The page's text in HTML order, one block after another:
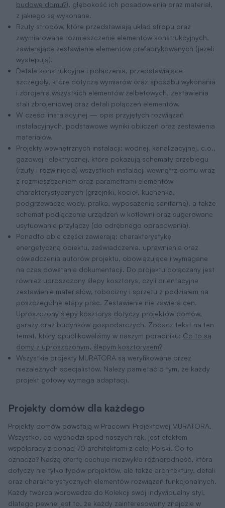
budowę domu?), głębokość ich posadowienia oraz materiał,
z jakiego są wykonane.
Rzuty stropów, które przedstawiają układ stropu oraz
zwymiarowane rozmieszczenie elementów konstrukcyjnych,
zawierające zestawienie elementów prefabrykowanych (jeżeli
występują).
Detale konstrukcyjne i połączenia, przedstawiające
szczegóły, które dotyczą wymiarów oraz sposobu wykonania
i zbrojenia wszystkich elementów żelbetowych, zestawienia
stali zbrojeniowej oraz detali połączeń elementów.
W części instalacyjnej — opis przyjętych rozwiązań
instalacyjnych, podstawowe wyniki obliczeń oraz zestawienia
materiałów.
Projekty wewnętrznych instalacji: wodnej, kanalizacyjnej, c.o.,
gazowej i elektrycznej, które pokazują schematy przebiegu
(rzuty i rozwinięcia) wszystkich instalacji wewnątrz domu wraz
z rozmieszczeniem oraz parametrami elementów
charakterystycznych (grzejniki, kocioł, kuchenka,
podgrzewacze wody, pralka, wyposażenie sanitarne), a także
schemat podłączenia urządzeń w kotłowni oraz sugerowane
usytuowanie przyłączy (do odrębnego opracowania).
Ponadto obie części zawierają: charakterystykę
energetyczną obiektu, zaświadczenia, uprawnienia oraz
oświadczenia autorów projektu, obowiązujące i wymagane
na czas powstania dokumentacji. Do projektu dołączany jest
również uproszczony ślepy kosztorys, czyli orientacyjne
zestawienie materiałów, robocizny i sprzętu z podziałem na
poszczególne etapy prac. Zestawienie nie zawiera cen.
Uproszczony ślepy kosztorys dotyczy projektów domów,
garaży oraz budynków gospodarczych. Zobacz tekst na ten
temat, który opublikowaliśmy w naszym poradniku: Co to są
domy z uproszczonym, ślepym kosztorysem?
Wszystkie projekty MURATORA są weryfikowane przez
niezależnych specjalistów. Należy pamiętać o tym, że każdy
projekt gotowy wymaga adaptacji.
Projekty domów dla każdego
Projekty domów powstają w Pracowni Projektowej MURATORA.
Wszystko, co wychodzi spod naszych rąk, jest efektem
współpracy z ponad 70 architektami z całej Polski. Co to
oznacza? Naszą ofertę cechuje niezwykła różnorodność, która
dotyczy nie tylko typów projektów, ale także architektury, detali
oraz charakterystycznych elementów rozwiązań funkcjonalnych.
Każdy twórca wprowadza do Kolekcji swój indywidualny styl,
dlatego pewne jest to, że każdy zainteresowany znajdzie w